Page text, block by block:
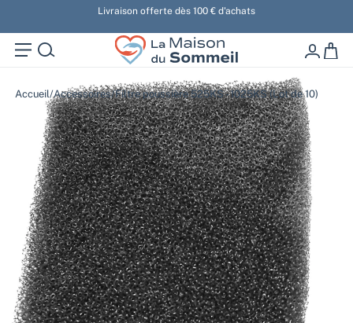
Livraison offerte dès 100 € d'achats
La Maison Du
0
Accueil/Accessoires/Filtre poussière 525KS - 1025KS (Lot de 10)